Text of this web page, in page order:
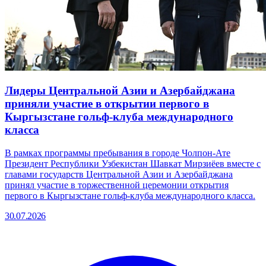
Лидеры Центральной Азии и Азербайджана
приняли участие в открытии первого в
Кыргызстане гольф-клуба международного
класса
В рамках программы пребывания в городе Чолпон-Ате
Президент Республики Узбекистан Шавкат Мирзиёев вместе с
главами государств Центральной Азии и Азербайджана
принял участие в торжественной церемонии открытия
первого в Кыргызстане гольф-клуба международного класса.
30.07.2026